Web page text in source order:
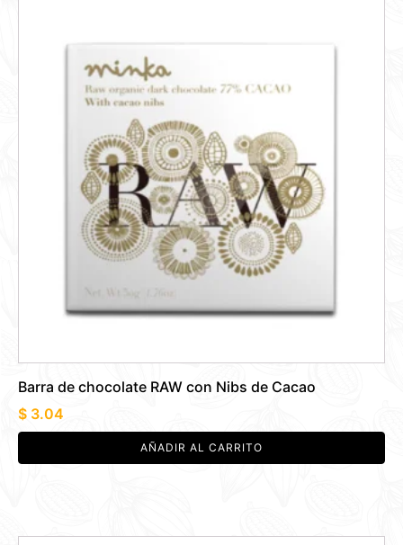
Barra de chocolate RAW con Nibs de Cacao
$ 3.04
AÑADIR AL CARRITO